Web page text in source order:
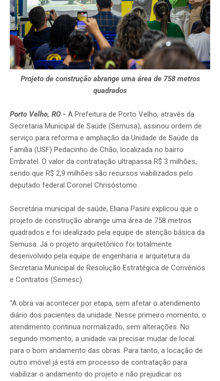
Projeto de construção abrange uma área de 758 metros
quadrados
Porto Velho, RO - A Prefeitura de Porto Velho, através da
Secretaria Municipal de Saúde (Semusa), assinou ordem de
serviço para reforma e ampliação da Unidade de Saúde da
Família (USF) Pedacinho de Chão, localizada no bairro
Embratel. O valor da contratação ultrapassa R$ 3 milhões,
sendo que R$ 2,9 milhões são recursos viabilizados pelo
deputado federal Coronel Chrisóstomo.
Secretária municipal de saúde, Eliana Pasini explicou que o
projeto de construção abrange uma área de 758 metros
quadrados e foi idealizado pela equipe de atenção básica da
Semusa. Já o projeto arquitetônico foi totalmente
desenvolvido pela equipe de engenharia e arquitetura da
Secretaria Municipal de Resolução Estratégica de Convênios
e Contratos (Semesc).
“A obra vai acontecer por etapa, sem afetar o atendimento
diário dos pacientes da unidade. Nesse primeiro momento, o
atendimento continua normalizado, sem alterações. No
segundo momento, a unidade vai precisar mudar de local
para o bom andamento das obras. Para tanto, a locação de
outro imóvel já está em processo de contratação para
viabilizar o andamento do projeto e não prejudicar os